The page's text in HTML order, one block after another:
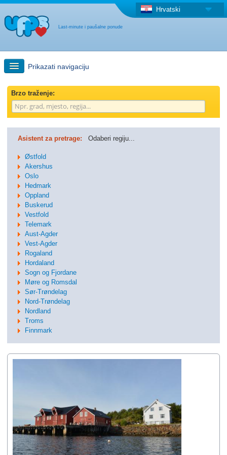
Last-minute i paušalne ponude
Hrvatski
Prikazati navigaciju
Brzo traženje
Putovanja: Pretraga na zemljovidu
Druga država
Brzo traženje:
Asistent za pretrage: Odaberi regiju...
Østfold
Akershus
Oslo
Hedmark
Oppland
Buskerud
Vestfold
Telemark
Aust-Agder
Vest-Agder
Rogaland
Hordaland
Sogn og Fjordane
Møre og Romsdal
Sør-Trøndelag
Nord-Trøndelag
Nordland
Troms
Finnmark